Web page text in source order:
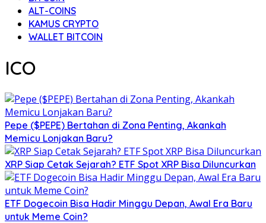
ALT-COINS
KAMUS CRYPTO
WALLET BITCOIN
ICO
Pepe ($PEPE) Bertahan di Zona Penting, Akankah
Memicu Lonjakan Baru?
XRP Siap Cetak Sejarah? ETF Spot XRP Bisa Diluncurkan
ETF Dogecoin Bisa Hadir Minggu Depan, Awal Era Baru
untuk Meme Coin?